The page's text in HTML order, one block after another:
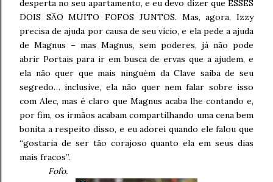
desperta no seu apartamento, e eu devo dizer que ESSES
DOIS SÃO MUITO FOFOS JUNTOS. Mas, agora, Izzy
precisa de ajuda por causa de seu vício, e ela pede a ajuda
de Magnus – mas Magnus, sem poderes, já não pode
abrir Portais para ir em busca de ervas que a ajudem, e
ela não quer que mais ninguém da Clave saiba de seu
segredo… inclusive, ela não quer nem falar sobre isso
com Alec, mas é claro que Magnus acaba lhe contando e,
por fim, os irmãos acabam compartilhando uma cena bem
bonita a respeito disso, e eu adorei quando ele falou que
“gostaria de ser tão corajoso quanto ela em seus dias
mais fracos”.
Fofo.